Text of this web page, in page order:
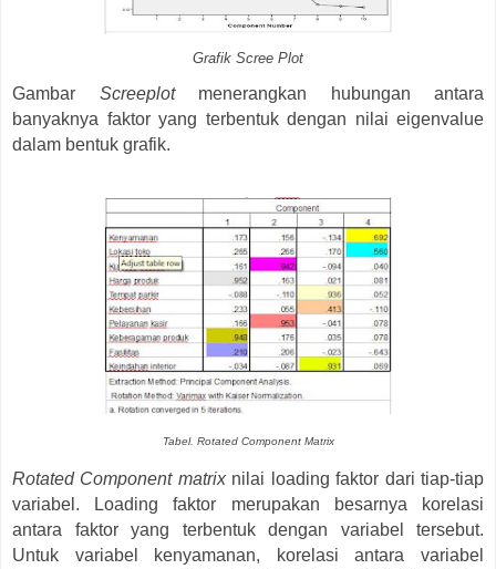
Grafik Scree Plot
Gambar Screeplotmenerangkan hubungan antara
banyaknya faktor yang terbentuk dengan nilai eigenvalue
dalam bentuk grafik.
Tabel. Rotated Component Matrix
Rotated Component matrix nilai loading faktor dari tiap-tiap
variabel. Loading faktor merupakan besarnya korelasi
antara faktor yang terbentuk dengan variabel tersebut.
Untuk variabel kenyamanan, korelasi antara variabel